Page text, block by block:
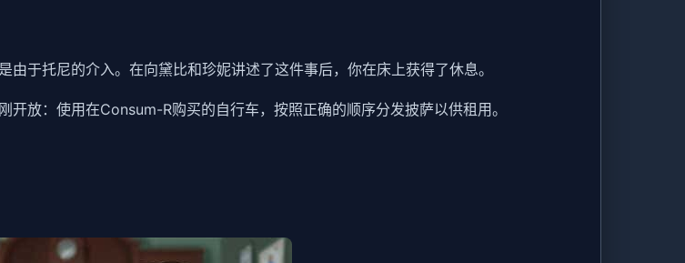
于托尼的介入。在向黛比和珍妮讲述了这件事后，你在床上获得了休息。
放：使用在Consum-R购买的自行车，按照正确的顺序分发披萨以供租用。